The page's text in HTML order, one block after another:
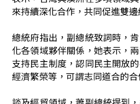
來持續深化合作，共同促進雙邊
總統府指出，副總統致詞時，
化各領域夥伴關係，她表示，
支持民主制度，認同民主開放
經濟繁榮等，可謂志同道合的合